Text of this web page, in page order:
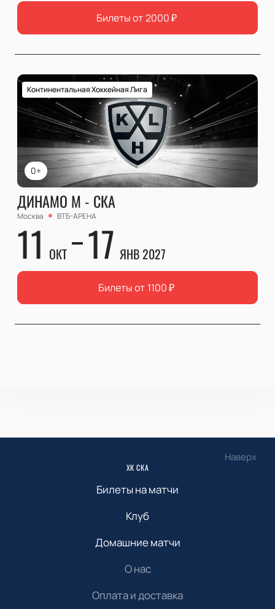
Билеты от 2000₽
0+
Континентальная Хоккейная Лига
ДИНАМО М - СКА
Москва ВТБ-АРЕНА
11 ОКТ 17 ЯНВ 2027
Билеты от 1100₽
Наверх
ХК СКА
Билеты на матчи
Клуб
Домашние матчи
О нас
Оплата и доставка